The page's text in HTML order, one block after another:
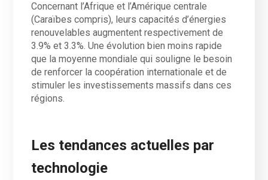
Concernant l’Afrique et l’Amérique centrale
(Caraïbes compris), leurs capacités d’énergies
renouvelables augmentent respectivement de
3.9% et 3.3%. Une évolution bien moins rapide
que la moyenne mondiale qui souligne le besoin
de renforcer la coopération internationale et de
stimuler les investissements massifs dans ces
régions.
Les tendances actuelles par
technologie